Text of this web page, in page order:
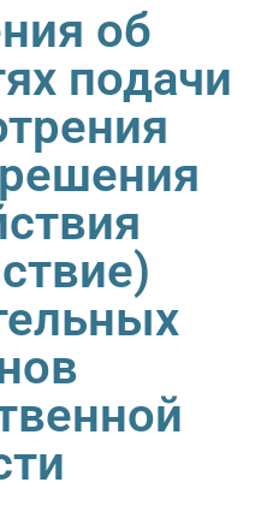
об
подачи